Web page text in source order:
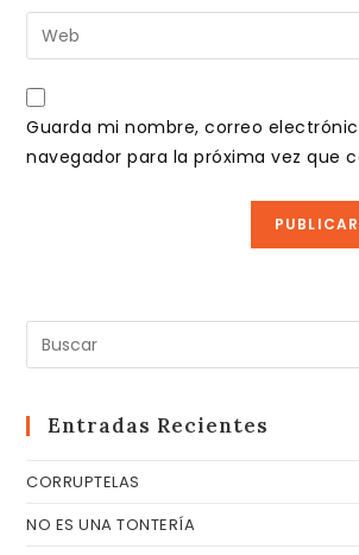
de
usuario
para
comentar
dirección
de
electrónico
para
comentar
Introduce
la
URL
de
Guarda mi nombre, correo
navegador para la próxima vez que
Entradas Recientes
CORRUPTELAS
NO ES UNA TONTERÍA